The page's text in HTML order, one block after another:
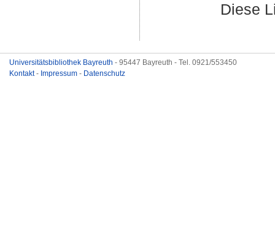
Diese
Universitätsbibliothek Bayreuth - 95447 Bayreuth - Tel. 0921/553450
Kontakt- Impressum - Datenschutz